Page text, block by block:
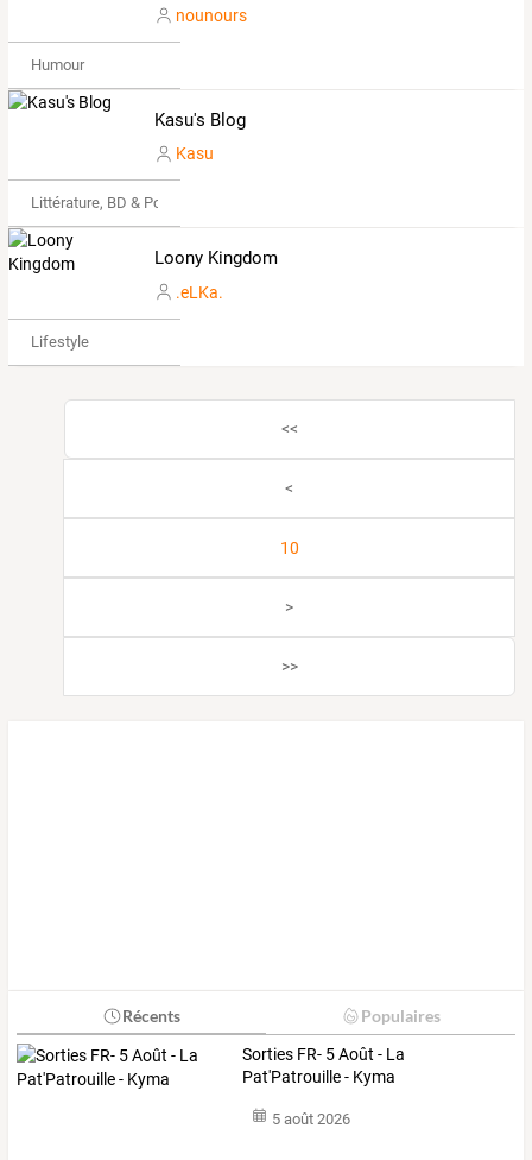
nounours
Humour
Kasu's Blog
Kasu
Littérature, BD & Poésie
Loony Kingdom
.eLKa.
Lifestyle
<<
<
10
>
>>
Récents Populaires
Sorties FR- 5 Août - La
Pat'Patrouille - Kyma
5 août 2026